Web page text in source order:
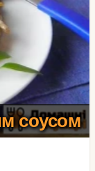
соусом